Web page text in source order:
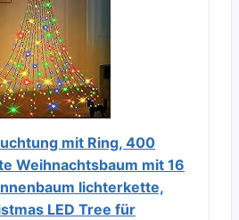
mit Ring, 400
Weihnachtsbaum mit 16
lichterkette,
LED Tree für